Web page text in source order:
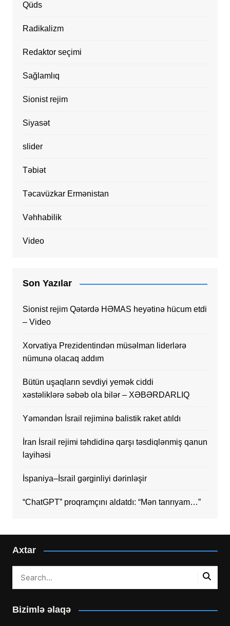
Qüds
Radikalizm
Redaktor seçimi
Sağlamlıq
Sionist rejim
Siyasət
slider
Təbiət
Təcavüzkar Ermənistan
Vəhhabilik
Video
Son Yazılar
Sionist rejim Qətərdə HƏMAS heyətinə hücum etdi
– Video
Xorvatiya Prezidentindən müsəlman liderlərə
nümunə olacaq addım
Bütün uşaqların sevdiyi yemək ciddi
xəstəliklərə səbəb ola bilər – XƏBƏRDARLIQ
Yəməndən İsrail rejiminə balistik raket atıldı
İran İsrail rejimi təhdidinə qarşı təsdiqlənmiş qanun
layihəsi
İspaniya–İsrail gərginliyi dərinləşir
“ChatGPT” proqramçını aldatdı: “Mən tanrıyam…”
Axtar
Bizimlə əlaqə